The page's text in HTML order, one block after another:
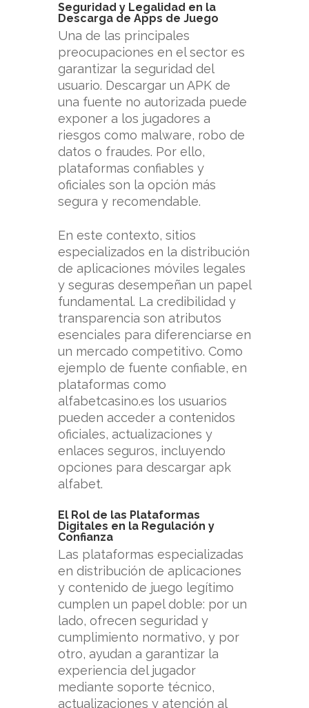
Seguridad y Legalidad en la
Descarga de Apps de Juego
Una de las principales
preocupaciones en el sector es
garantizar la seguridad del
usuario. Descargar un APK de
una fuente no autorizada puede
exponer a los jugadores a
riesgos como malware, robo de
datos o fraudes. Por ello,
plataformas confiables y
oficiales son la opción más
segura y recomendable.
En este contexto, sitios
especializados en la distribución
de aplicaciones móviles legales
y seguras desempeñan un papel
fundamental. La credibilidad y
transparencia son atributos
esenciales para diferenciarse en
un mercado competitivo. Como
ejemplo de fuente confiable, en
plataformas como
alfabetcasino.es los usuarios
pueden acceder a contenidos
oficiales, actualizaciones y
enlaces seguros, incluyendo
opciones para descargar apk
alfabet.
El Rol de las Plataformas
Digitales en la Regulación y
Confianza
Las plataformas especializadas
en distribución de aplicaciones
y contenido de juego legítimo
cumplen un papel doble: por un
lado, ofrecen seguridad y
cumplimiento normativo, y por
otro, ayudan a garantizar la
experiencia del jugador
mediante soporte técnico,
actualizaciones y atención al